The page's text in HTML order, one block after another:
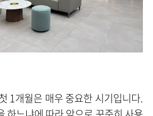
1개월은 매우 중요한 시기입니다.